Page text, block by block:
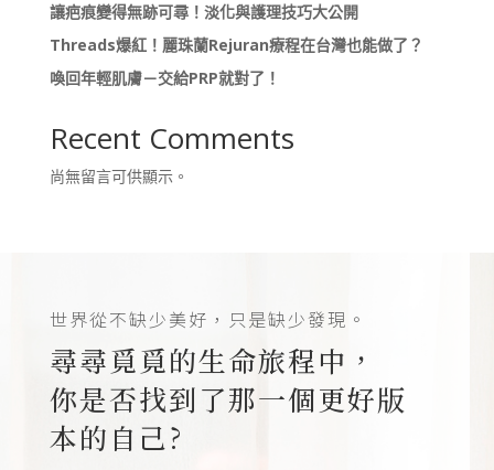
讓疤痕變得無跡可尋！淡化與護理技巧大公開
Threads爆紅！麗珠蘭Rejuran療程在台灣也能做了？
喚回年輕肌膚－交給PRP就對了！
Recent Comments
尚無留言可供顯示。
世界從不缺少美好，只是缺少發現。
尋尋覓覓的生命旅程中，
你是否找到了那一個更好版
本的自己?